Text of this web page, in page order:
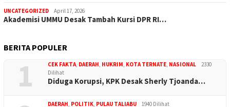
UNCATEGORIZED April 17, 2026
Akademisi UMMU Desak Tambah Kursi DPR RI…
BERITA POPULER
1 CEK FAKTA, DAERAH, HUKRIM, KOTA TERNATE, NASIONAL
2330
Dilihat
Diduga Korupsi, KPK Desak Sherly Tjoanda…
DAERAH, POLITIK, PULAU TALIABU 1940 Dilihat